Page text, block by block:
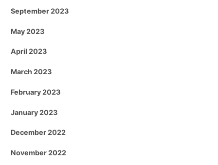
September 2023
May 2023
April 2023
March 2023
February 2023
January 2023
December 2022
November 2022